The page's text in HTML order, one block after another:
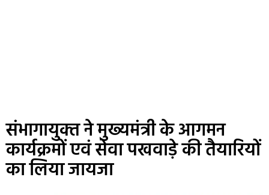
संभागायुक्‍त ने मुख्‍यमंत्री के आगमन
कार्यक्रमों एवं सेवा पखवाड़े की तैयारियों
का लिया जायजा